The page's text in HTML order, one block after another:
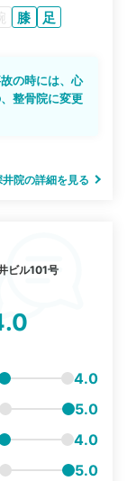
膝 足
の時には、心
整骨院に変更
院の詳細を見る
ビル101号
4.0
5.0
4.0
5.0